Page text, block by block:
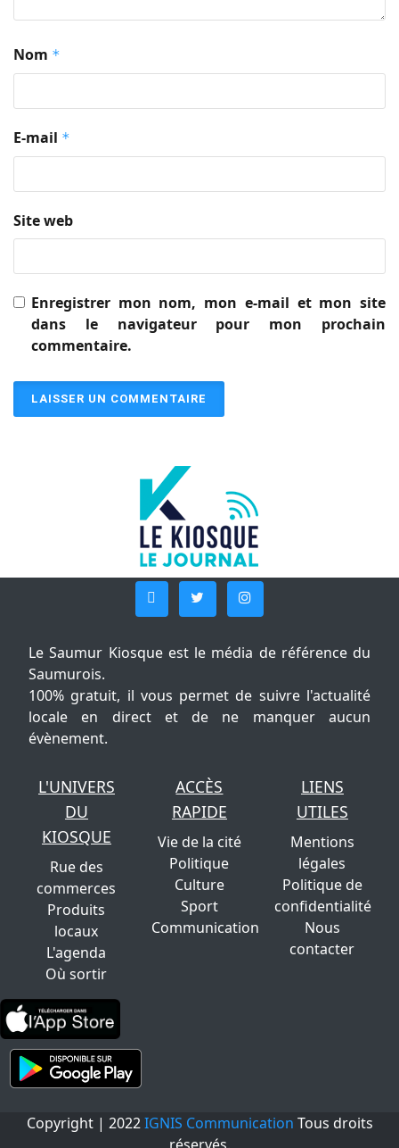
Nom *
E-mail *
Site web
Enregistrer mon nom, mon e-mail et mon site
dans le navigateur pour mon prochain
commentaire.
Le Saumur Kiosque est le média de référence du
Saumurois.
100% gratuit, il vous permet de suivre l'actualité
locale en direct et de ne manquer aucun
évènement.
L'UNIVERS
DU
KIOSQUE
Rue des
commerces
Produits
locaux
L'agenda
Où sortir
ACCÈS
RAPIDE
Vie de la cité
Politique
Culture
Sport
Communication
LIENS
UTILES
Mentions
légales
Politique de
confidentialité
Nous
contacter
Copyright | 2022IGNIS Communication Tous droits
réservés.